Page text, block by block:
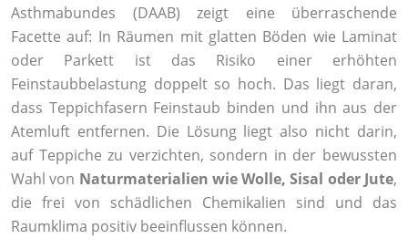
Asthmabundes (DAAB) zeigt eine überraschende
Facette auf: In Räumen mit glatten Böden wie Laminat
oder Parkett ist das Risiko einer erhöhten
Feinstaubbelastung doppelt so hoch. Das liegt daran,
dass Teppichfasern Feinstaub binden und ihn aus der
Atemluft entfernen. Die Lösung liegt also nicht darin,
auf Teppiche zu verzichten, sondern in der bewussten
Wahl von Naturmaterialien wie Wolle, Sisal oder Jute,
die frei von schädlichen Chemikalien sind und das
Raumklima positiv beeinflussen können.